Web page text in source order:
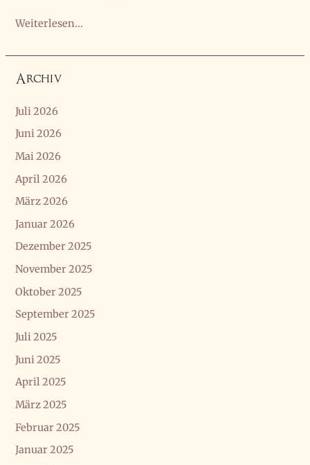
Anmerkungen
Triggerwarnungen
in
‚MEDIENDISKURS‘
Weiterlesen...
Archiv
Juli 2026
Juni 2026
Mai 2026
April 2026
März 2026
Januar 2026
Dezember 2025
November 2025
Oktober 2025
September 2025
Juli 2025
Juni 2025
April 2025
März 2025
Februar 2025
Januar 2025